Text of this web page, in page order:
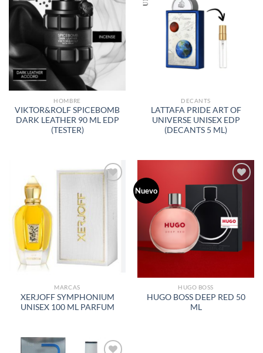
AÑADIR
A LA
LISTA
DE
DESEOS
HOMBRE
VIKTOR&ROLF SPICEBOMB
DARK LEATHER 90 ML EDP
(TESTER)
A LA
LISTA
DE
DESEOS
DECANTS
LATTAFA PRIDE ART OF
UNIVERSE UNISEX EDP
(DECANTS 5 ML)
MARCAS
XERJOFF SYMPHONIUM
UNISEX 100 ML PARFUM
Nuevo
A LA
LISTA
DE
DESEOS
HUGO BOSS
HUGO BOSS DEEP RED 50
ML